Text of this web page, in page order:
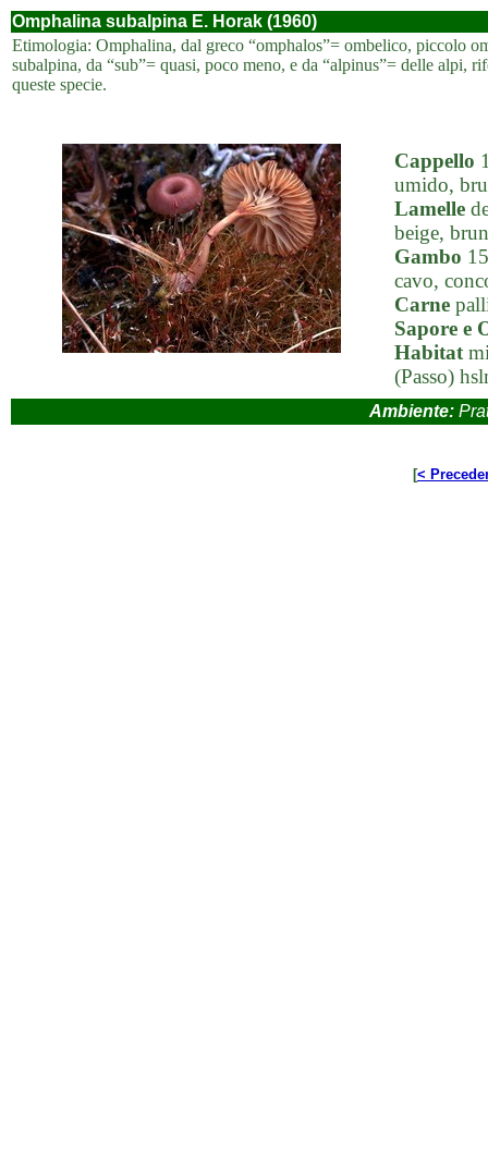
Omphalina subalpina E. Horak (1960)
Etimologia: Omphalina, dal greco “omphalos”= ombelico, piccolo
subalpina, da “sub”= quasi, poco meno, e da “alpinus”= delle alpi,
queste specie.
Cappello
umido,
Lamelle
beige,
Gambo
cavo,
Carne
Sapore e
Habitat
(Passo)
Ambiente:
[<